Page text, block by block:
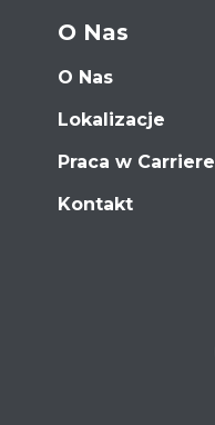
O Nas
O Nas
Lokalizacje
Praca w Carriere
Kontakt